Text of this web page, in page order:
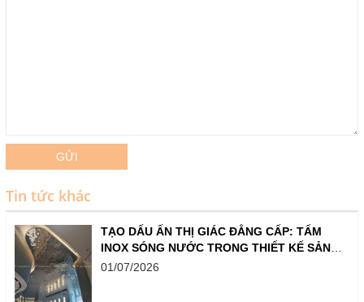
GỬI
Tin tức khác
TẠO DẤU ẤN THỊ GIÁC ĐẲNG CẤP: TẤM
INOX SÓNG NƯỚC TRONG THIẾT KẾ SẢNH,
QUẦY BAR VÀ SHOWROOM
01/07/2026